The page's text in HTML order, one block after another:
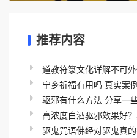
推荐内容
道教符箓文化详解不可外
宁乡祈福有用吗 真实案
驱邪有什么方法 分享一
高浓度白酒驱邪效果好
驱鬼咒语佛经对驱鬼真